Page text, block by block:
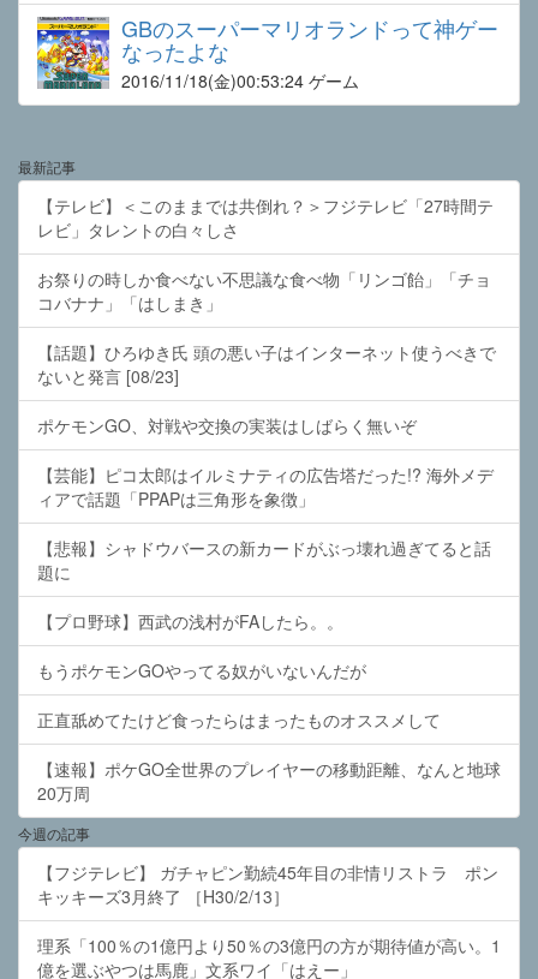
GBのスーパーマリオランドって神ゲー
なったよな
2016/11/18(金)00:53:24 ゲーム
最新記事
【テレビ】＜このままでは共倒れ？＞フジテレビ「27時間テ
レビ」タレントの白々しさ
お祭りの時しか食べない不思議な食べ物「リンゴ飴」「チョ
コバナナ」「はしまき」
【話題】ひろゆき氏 頭の悪い子はインターネット使うべきで
ないと発言 [08/23]
ポケモンGO、対戦や交換の実装はしばらく無いぞ
【芸能】ピコ太郎はイルミナティの広告塔だった!? 海外メデ
ィアで話題「PPAPは三角形を象徴」
【悲報】シャドウバースの新カードがぶっ壊れ過ぎてると話
題に
【プロ野球】西武の浅村がFAしたら。。
もうポケモンGOやってる奴がいないんだが
正直舐めてたけど食ったらはまったものオススメして
【速報】ポケGO全世界のプレイヤーの移動距離、なんと地球
20万周
今週の記事
【フジテレビ】 ガチャピン勤続45年目の非情リストラ ポン
キッキーズ3月終了 ［H30/2/13］
理系「100％の1億円より50％の3億円の方が期待値が高い。1
億を選ぶやつは馬鹿」文系ワイ「はえー」